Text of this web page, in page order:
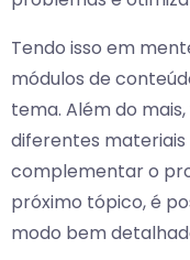
Tendo isso em
módulos de
tema. Além do
diferentes materiais
complementar o
próximo tópico, é
modo bem